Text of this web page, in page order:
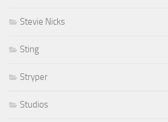
Stevie Nicks
Sting
Stryper
Studios